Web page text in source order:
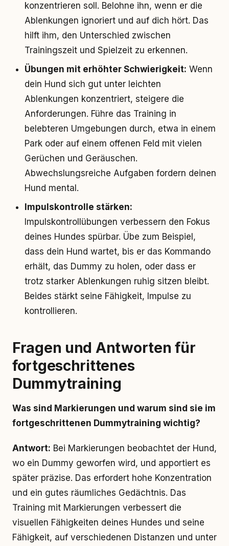
konzentrieren soll. Belohne ihn, wenn er die
Ablenkungen ignoriert und auf dich hört. Das
hilft ihm, den Unterschied zwischen
Trainingszeit und Spielzeit zu erkennen.
Übungen mit erhöhter Schwierigkeit: Wenn
dein Hund sich gut unter leichten
Ablenkungen konzentriert, steigere die
Anforderungen. Führe das Training in
belebteren Umgebungen durch, etwa in einem
Park oder auf einem offenen Feld mit vielen
Gerüchen und Geräuschen.
Abwechslungsreiche Aufgaben fordern deinen
Hund mental.
Impulskontrolle stärken:
Impulskontrollübungen verbessern den Fokus
deines Hundes spürbar. Übe zum Beispiel,
dass dein Hund wartet, bis er das Kommando
erhält, das Dummy zu holen, oder dass er
trotz starker Ablenkungen ruhig sitzen bleibt.
Beides stärkt seine Fähigkeit, Impulse zu
kontrollieren.
Fragen und Antworten für
fortgeschrittenes
Dummytraining
Was sind Markierungen und warum sind sie im
fortgeschrittenen Dummytraining wichtig?
Antwort: Bei Markierungen beobachtet der Hund,
wo ein Dummy geworfen wird, und apportiert es
später präzise. Das erfordert hohe Konzentration
und ein gutes räumliches Gedächtnis. Das
Training mit Markierungen verbessert die
visuellen Fähigkeiten deines Hundes und seine
Fähigkeit, auf verschiedenen Distanzen und unter